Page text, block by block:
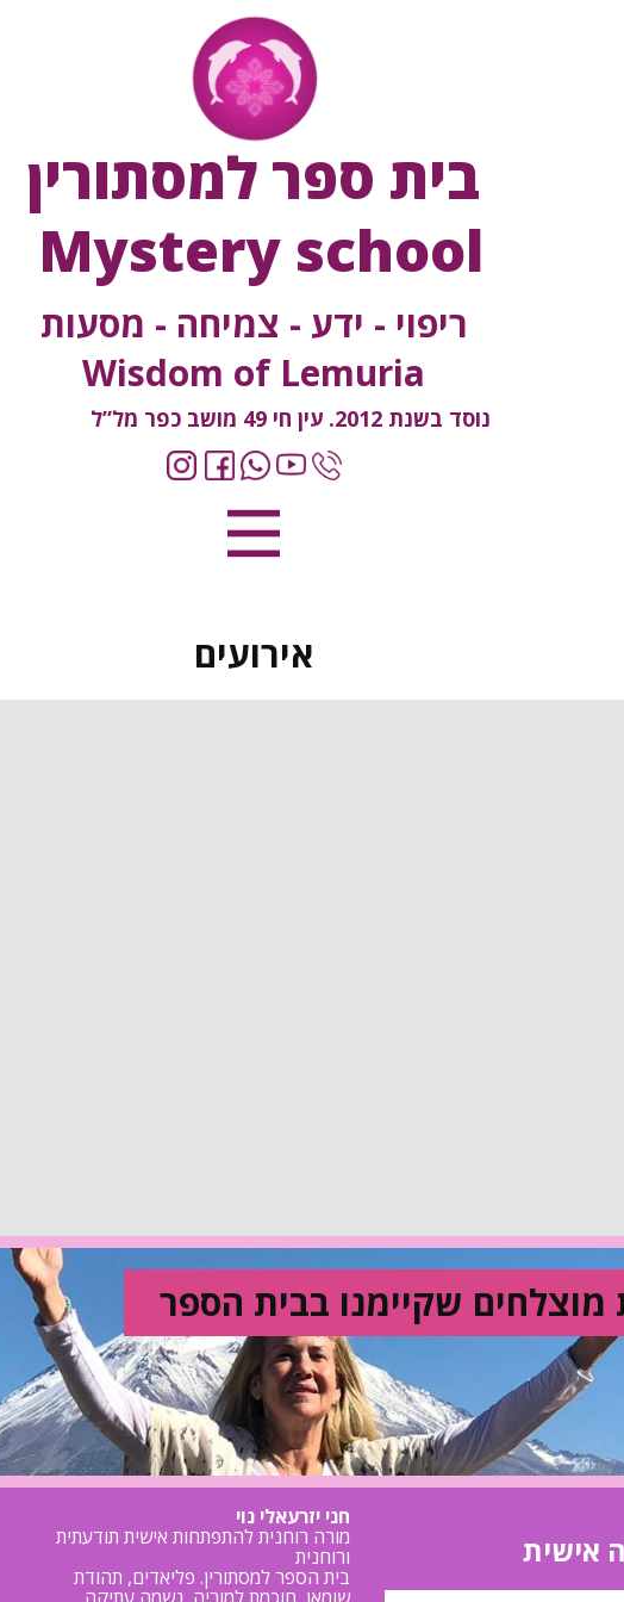
בית ספר למסתורין
Mystery school
ריפוי - ידע - צמיחה - מסעות
Wisdom of Lemuria
נוסד בשנת 2012. עין חי 49 מושב כפר מל”ל
אירועים
מוצלחים שקיימנו בבית הספר
אישית
חני יזרעאלי נוי
מורה רוחנית להתפתחות אישית תודעתית
ורוחנית
בית הספר למסתורין. פליאדים, תהודת